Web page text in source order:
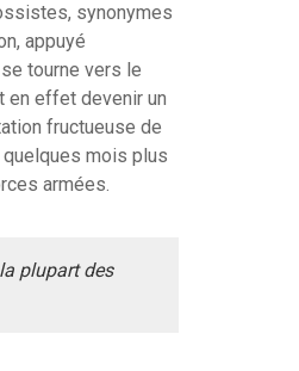
synonymes
appuyé
tourne vers le
en effet devenir un
fructueuse de
quelques mois plus
armées.
plupart des